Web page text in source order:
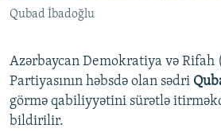
BIZIMLƏ ƏLAQƏ
XƏBƏR BÜLLETENLƏRIMIZ
Qubad İbadoğlu
Azərbaycan Demokratiya və Rifah
Partiyasının həbsdə olan sədri
görmə qabiliyyətini sürətlə
bildirilir.